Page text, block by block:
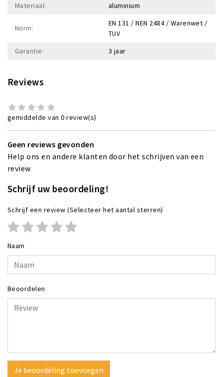
Materiaal:
aluminium
Norm:
EN 131 / NEN 2484 / Warenwet /
TUV
Garantie:
3 jaar
Reviews
gemiddelde van 0 review(s)
Geen reviews gevonden
Help ons en andere klanten door het schrijven van een
review
Schrijf uw beoordeling!
Schrijf een review (Selecteer het aantal sterren)
Naam
Beoordelen
Je beoordeling toevoegen